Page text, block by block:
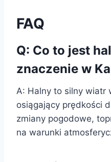
FAQ
Q: Co to jest
znaczenie w
A: Halny to silny wiatr
osiągający prędkości
zmiany pogodowe,
na warunki